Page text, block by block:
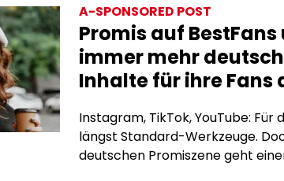
A-SPONSORED POST
Promis auf
immer mehr
Inhalte für ihre Fans
Instagram, TikTok, YouTube: Für
längst Standard-Werkzeuge.
deutschen Promiszene geht